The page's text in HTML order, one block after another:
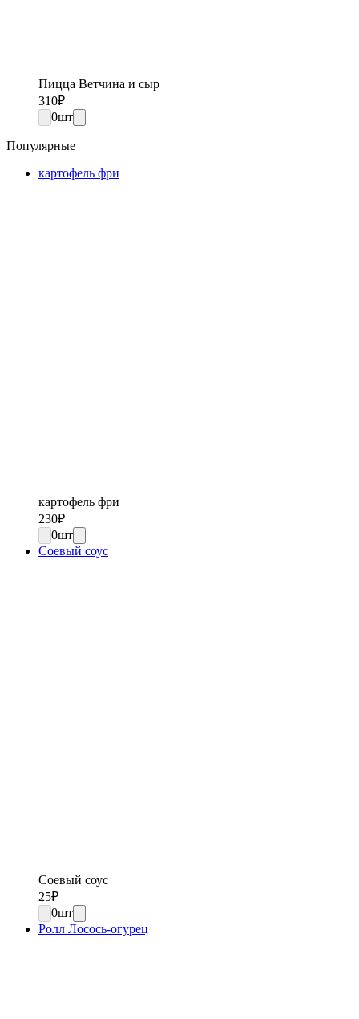
Пицца Ветчина и сыр
310₽
0шт
Популярные
картофель фри
картофель фри
230₽
0шт
Соевый соус
Соевый соус
25₽
0шт
Ролл Лосось-огурец